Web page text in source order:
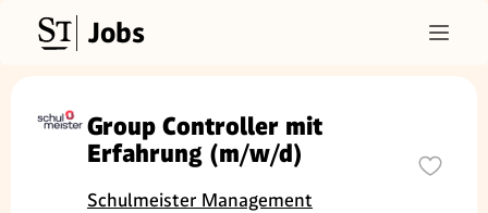
Jobs
Group Controller mit
Erfahrung (m/w/d)
Schulmeister Management